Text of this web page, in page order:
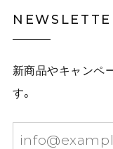
新商品やキャンペ
す。